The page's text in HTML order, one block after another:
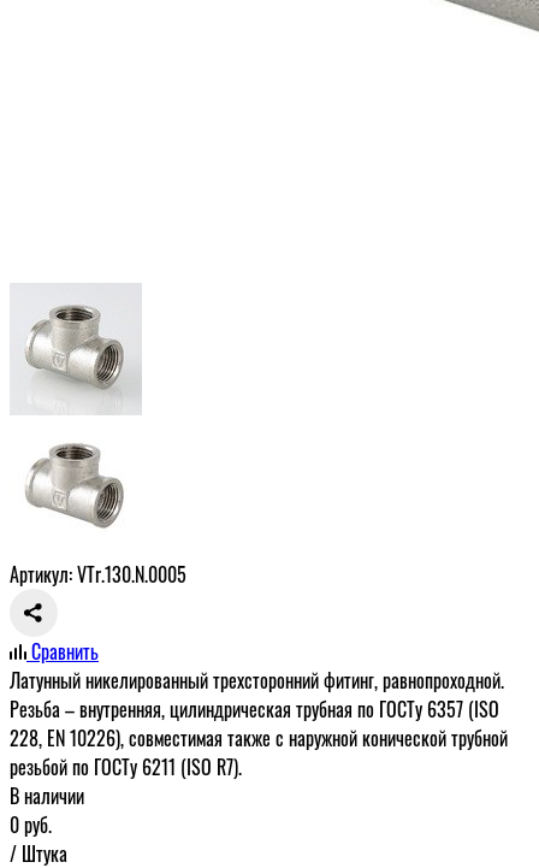
Артикул: VTr.130.N.0005
Сравнить
Латунный никелированный трехсторонний фитинг, равнопроходной.
Резьба – внутренняя, цилиндрическая трубная по ГОСТу 6357 (ISO
228, EN 10226), совместимая также с наружной конической трубной
резьбой по ГОСТу 6211 (ISO R7).
В наличии
0руб.
/ Штука